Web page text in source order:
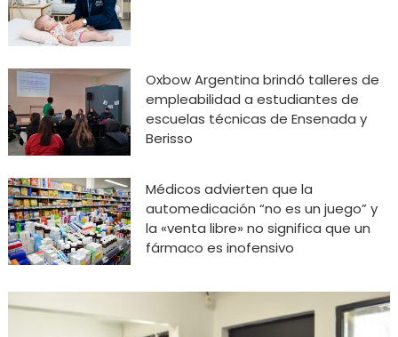
Oxbow Argentina brindó talleres de
empleabilidad a estudiantes de
escuelas técnicas de Ensenada y
Berisso
Médicos advierten que la
automedicación “no es un juego” y
la «venta libre» no significa que un
fármaco es inofensivo